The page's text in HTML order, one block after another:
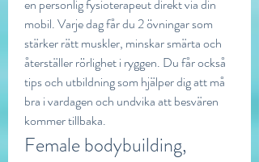
en personlig fysioterapeut direkt via din
mobil. Varje dag får du 2 övningar som
stärker rätt muskler, minskar smärta och
återställer rörlighet i ryggen. Du får också
tips och utbildning som hjälper dig att må
bra i vardagen och undvika att besvären
kommer tillbaka.
Female bodybuilding,